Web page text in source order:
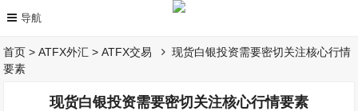
首页 >ATFX外汇 >ATFX交易
现货白银投资需要密切关注核心行情
要素
现货白银投资需要密切关注核心行情要素